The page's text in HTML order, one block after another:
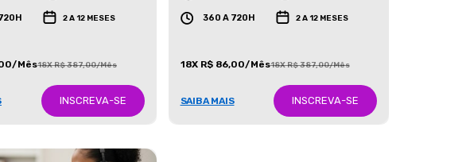
2 A 12 MESES
Mês18X R$ 387,00/Mês
INSCREVA-SE
360 A 720H 2 A 12 MESES
18X R$ 86,00/Mês18X R$ 387,00/Mês
SAIBA MAIS INSCREVA-SE